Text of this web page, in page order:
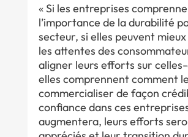
« Si les entreprises
l’importance de la durabilité
secteur, si elles peuvent
les attentes des
aligner leurs efforts sur
elles comprennent comment
commercialiser de façon
confiance dans ces
augmentera, leurs efforts